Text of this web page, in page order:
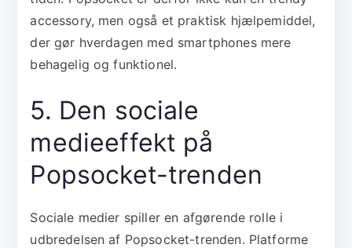
accessory, men også et praktisk hjælpemiddel,
der gør hverdagen med smartphones mere
behagelig og funktionel.
5. Den sociale
medieeffekt på
Popsocket-trenden
Sociale medier spiller en afgørende rolle i
udbredelsen af Popsocket-trenden. Platforme